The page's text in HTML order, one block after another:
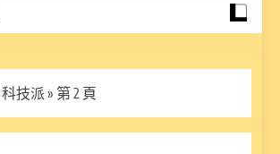
科技派 » 第 2 頁